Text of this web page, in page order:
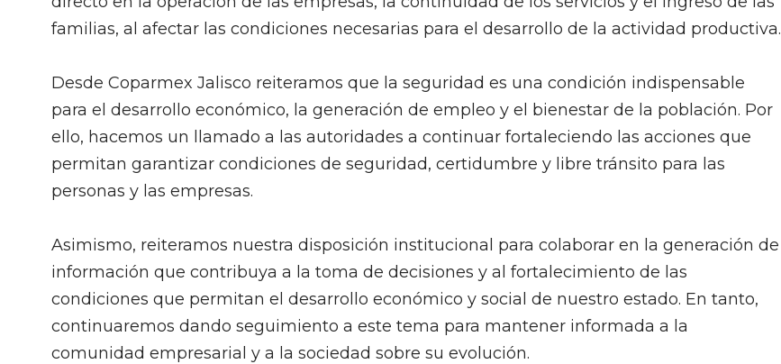
familias, al afectar las condiciones necesarias para el desarrollo de la actividad productiva.
Desde Coparmex Jalisco reiteramos que la seguridad es una condición indispensable
para el desarrollo económico, la generación de empleo y el bienestar de la población. Por
ello, hacemos un llamado a las autoridades a continuar fortaleciendo las acciones que
permitan garantizar condiciones de seguridad, certidumbre y libre tránsito para las
personas y las empresas.
Asimismo, reiteramos nuestra disposición institucional para colaborar en la generación de
información que contribuya a la toma de decisiones y al fortalecimiento de las
condiciones que permitan el desarrollo económico y social de nuestro estado. En tanto,
continuaremos dando seguimiento a este tema para mantener informada a la
comunidad empresarial y a la sociedad sobre su evolución.